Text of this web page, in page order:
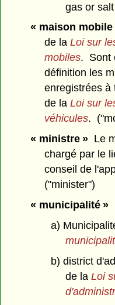
gas or
« maison mobile
de laLoi sur
mobiles. Sont
définition les
enregistrées à
de laLoi sur
véhicules.
« ministre »Le
chargé par le
conseil de
("minister")
« municipalité »
a)
b) district
de la Loi